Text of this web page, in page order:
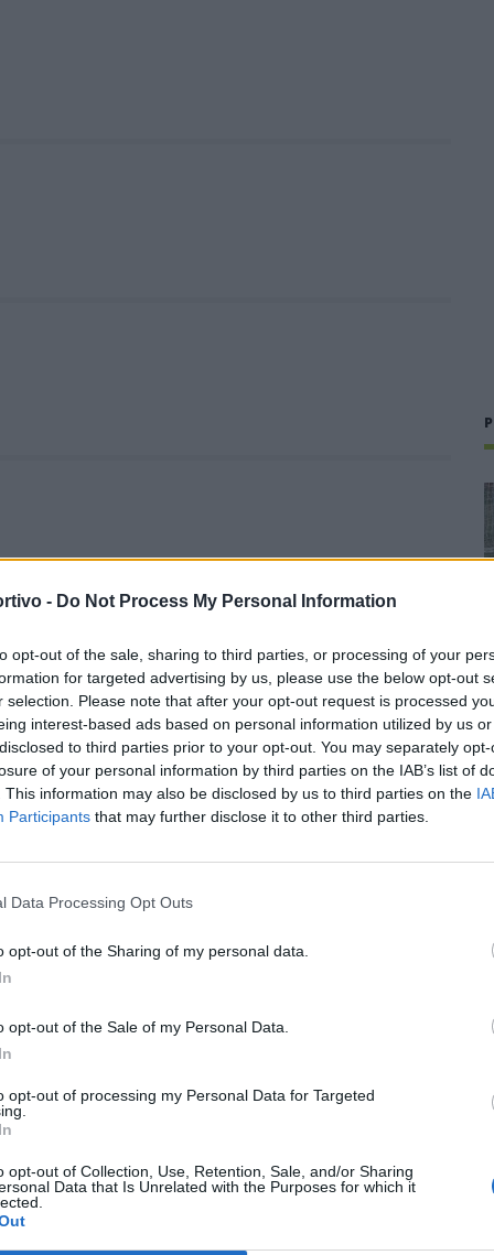
- Do Not Process My Personal Information
opt-out of the sale, sharing to third parties, or processing of your
for targeted advertising by us, please use the below opt-out
selection. Please note that after your opt-out request is processed
interest-based ads based on personal information utilized by us
to third parties prior to your opt-out. You may separately
of your personal information by third parties on the IAB’s list of
This information may also be disclosed by us to third parties on the
Participants that may further disclose it to other third parties.
Data Processing Opt Outs
opt-out of the Sharing of my personal data.
opt-out of the Sale of my Personal Data.
opt-out of processing my Personal Data for Targeted
opt-out of Collection, Use, Retention, Sale, and/or Sharing
Data that Is Unrelated with the Purposes for which it
F G H
2023/2024 2024/2025 2025/2026